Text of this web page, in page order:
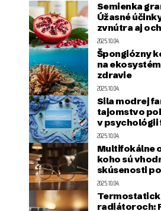
Semienka
Úžasné
zvnútra aj
2025.10.04.
Špongiózny
na
zdravie
2025.10.04.
Sila modrej
tajomstvo
v psychológii
2025.10.04.
Multifokálne
koho sú
skúsenosti
2025.10.04.
radiátoroch: